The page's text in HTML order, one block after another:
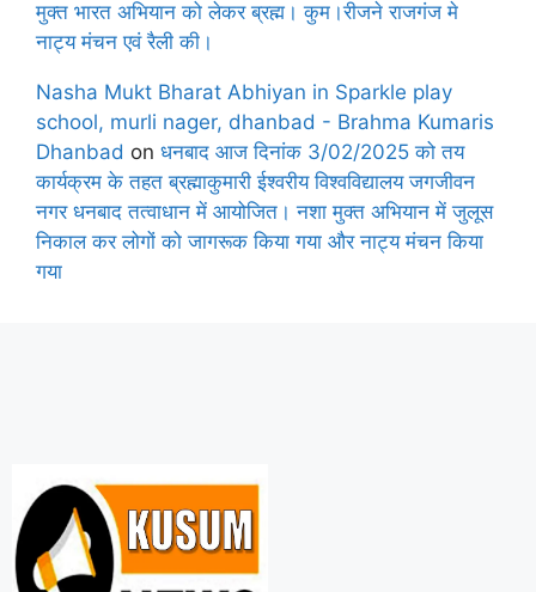
मुक्त भारत अभियान को लेकर ब्रह्म। कुम।रीजने राजगंज मे
नाट्य मंचन एवं रैली की।
Nasha Mukt Bharat Abhiyan in Sparkle play
school, murli nager, dhanbad - Brahma Kumaris
Dhanbad on धनबाद आज दिनांक 3/02/2025 को तय
कार्यक्रम के तहत ब्रह्माकुमारी ईश्वरीय विश्वविद्यालय जगजीवन
नगर धनबाद तत्वाधान में आयोजित। नशा मुक्त अभियान में जुलूस
निकाल कर लोगों को जागरूक किया गया और नाट्य मंचन किया
गया